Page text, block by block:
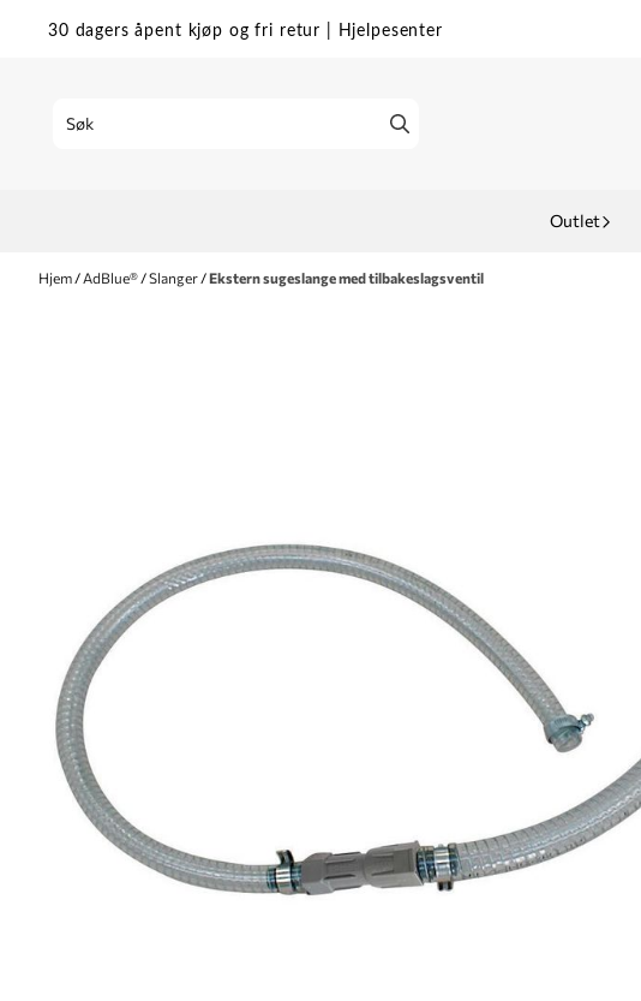
Hopp til innhold
30 dagers åpent kjøp og fri retur Hjelpesenter
Outlet
Hjem / AdBlue® /Slanger /Ekstern sugeslange med tilbakeslagsventil